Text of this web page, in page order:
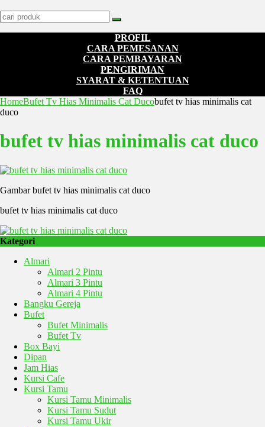
PROFIL
CARA PEMESANAN
CARA PEMBAYARAN
PENGIRIMAN
SYARAT & KETENTUAN
FAQ
HomeBufet Tv Hias Minimalis Cat Ducobufet tv hias minimalis cat
duco
bufet tv hias minimalis cat duco
Gambar bufet tv hias minimalis cat duco
bufet tv hias minimalis cat duco
Kategori
Almari
Almari 2 Pintu
Almari 3 Pintu
Almari 4 Pintu
Bangku Gereja
Bufet
Bufet Minimalis
Bufet Tv
Box Bayi
Dipan
Jam Hias
Kursi Cafe
Kursi Tamu
Kursi Tamu Minimalis
Kursi Tamu Sudut
Kursi Tamu Ukir